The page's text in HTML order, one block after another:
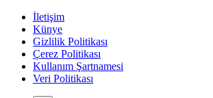
İletişim
Künye
Gizlilik Politikası
Çerez Politikası
Kullanım Şartnamesi
Veri Politikası